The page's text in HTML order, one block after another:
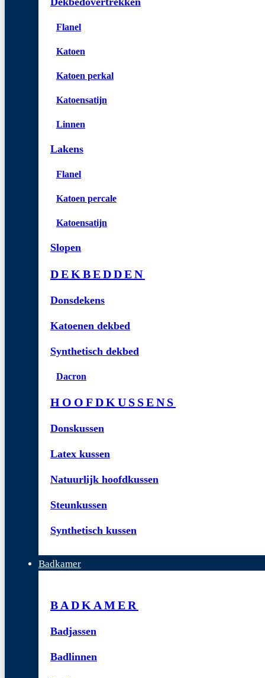
Flanel
Katoen
Katoen perkal
Katoensatijn
Linnen
Lakens
Flanel
Katoen percale
Katoensatijn
Slopen
DEKBEDDEN
Donsdekens
Katoenen dekbed
Synthetisch dekbed
Dacron
HOOFDKUSSENS
Donskussen
Latex kussen
Natuurlijk hoofdkussen
Steunkussen
Synthetisch kussen
Badkamer
BADKAMER
Badjassen
Badlinnen